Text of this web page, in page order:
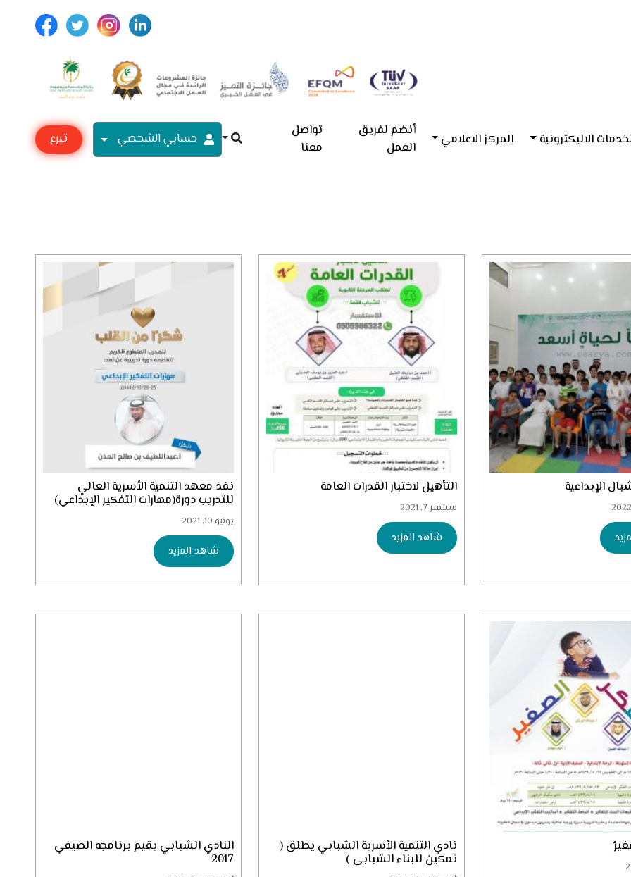
الاليكترونية المركز الاعلامي
أنضم لفريق
العمل
تواصل
معنا
حسابي الشحصي
تبرع
الإبداعية التأهيل لاختبار القدرات العامة
سبتمبر 7, 2021
شاهد المزيد
نفذ معهد التنمية الأسرية العالي
للتدريب دورة(مهارات التفكير الإبداعي)
يونيو 10, 2021
شاهد المزيد
نادي التنمية الأسرية الشبابي يطلق (
تمكين للبناء الشبابي )
النادي الشبابي يقيم برنامجه الصيفي
2017